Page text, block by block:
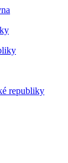
republiky